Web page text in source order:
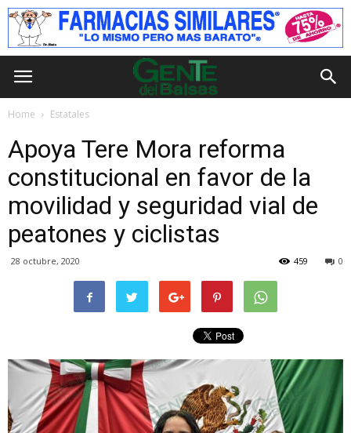
Home Estatales
Apoya Tere Mora reforma
constitucional en favor de la
movilidad y seguridad vial de
peatones y ciclistas
28 octubre, 2020 0
459